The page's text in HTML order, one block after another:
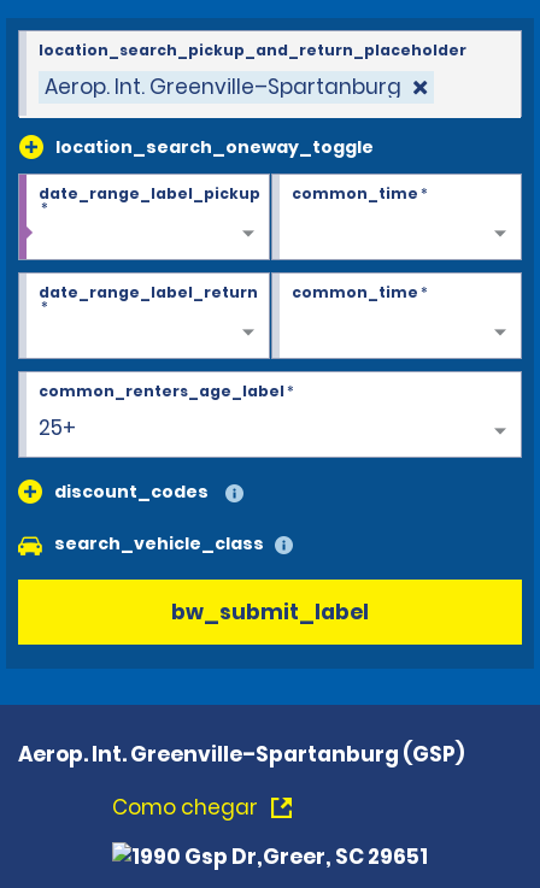
Aerop. Int. Greenville–Spartanburg
location_search_oneway_toggle
location_search_pickup_and_return_placeholder
date_range_label_pickup
*
common_time*
date_range_label_return
*
common_time*
25+
common_renters_age_label*
discount_codes
search_vehicle_class
bw_submit_label
Aerop. Int. Greenville–Spartanburg (GSP)
Como chegar